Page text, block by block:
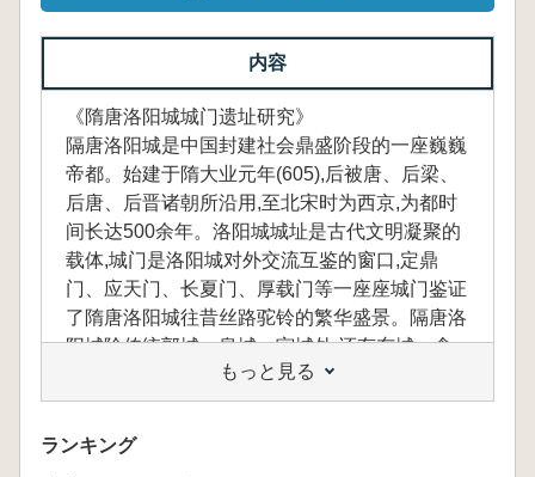
内容
《隋唐洛阳城城门遗址研究》
隔唐洛阳城是中国封建社会鼎盛阶段的一座巍巍
帝都。始建于隋大业元年(605),后被唐、后梁、
后唐、后晋诸朝所沿用,至北宋时为西京,为都时
间长达500余年。洛阳城城址是古代文明凝聚的
载体,城门是洛阳城对外交流互鉴的窗口,定鼎
门、应天门、长夏门、厚载门等一座座城门鉴证
了隋唐洛阳城往昔丝路驼铃的繁华盛景。隔唐洛
阳城除传统郭城、皇城、宫城外,还有东城、含
嘉仓城、玄武城、曜仪城、圆璧城等小城,城1门
遗址众多。通过对城门遗址发掘资料进行汇集整
理,系统研究隋唐洛阳城的城门类型、发展沿革,
以期对城址文物价值的阐释与利用起到积极作
もっと見る
ランキング